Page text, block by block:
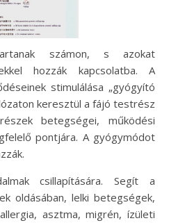
számon, s azokat
hozzák kapcsolatba. A
stimulálása „gyógyító
keresztül a fájó testrész
betegségei, működési
pontjára. A gyógymódot
csillapítására. Segít a
oldásában, lelki betegségek,
asztma, migrén, ízületi